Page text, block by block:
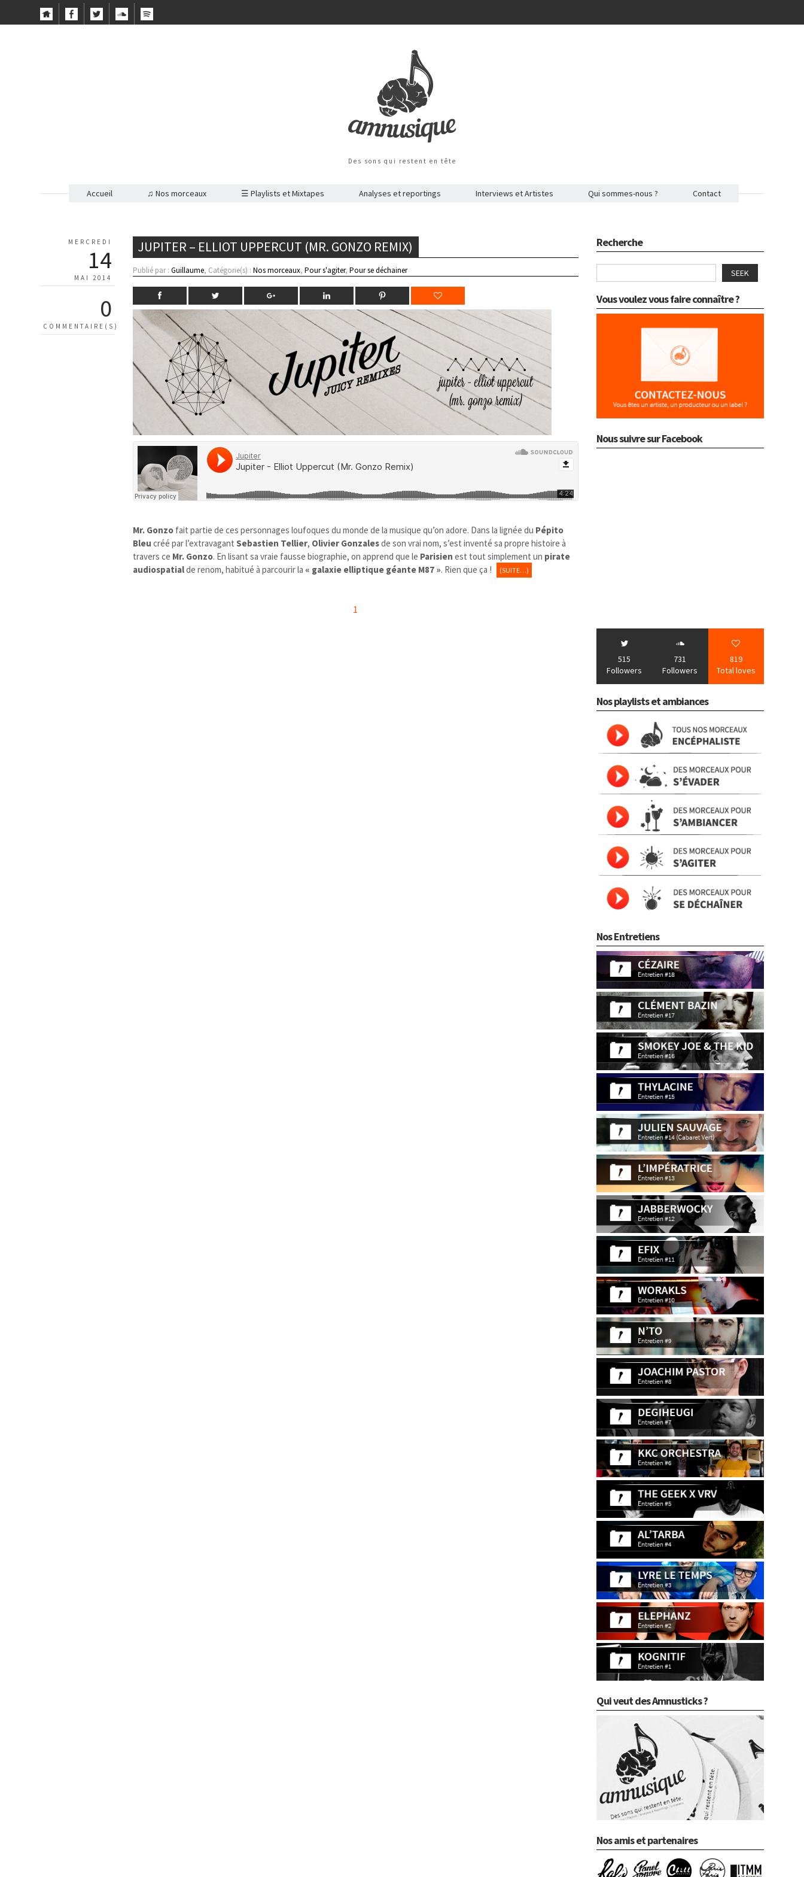
Des sons qui restent en tête
Accueil ♫ Nos morceaux ☰ Playlists et Mixtapes Analyses et reportings Interviews et Artistes Qui sommes-nous ? Contact
MERCREDI
14
MAI 2014
0
COMMENTAIRE(S)
JUPITER – ELLIOT UPPERCUT (MR. GONZO REMIX)
Publié par :Guillaume, Catégorie(s) :Nos morceaux,Pour s'agiter,Pour se déchainer
Mr. Gonzo fait partie de ces personnages loufoques du monde de la musique qu’on adore. Dans la lignée du Pépito
Bleu créé par l’extravagantSebastien Tellier, Olivier Gonzalesde son vrai nom, s’est inventé sa propre histoire à
travers ce Mr. Gonzo. En lisant sa vraie fausse biographie, on apprend que le Parisien est tout simplement un pirate
audiospatialde renom, habitué à parcourir la « galaxie elliptique géante M87 ». Rien que ça ! (SUITE…)
1
Recherche
SEEK
Vous voulez vous faire connaître ?
Nous suivre sur Facebook
515
Followers
731
Followers
819
Total loves
Nos playlists et ambiances
Nos Entretiens
Qui veut des Amnusticks ?
Nos amis et partenaires